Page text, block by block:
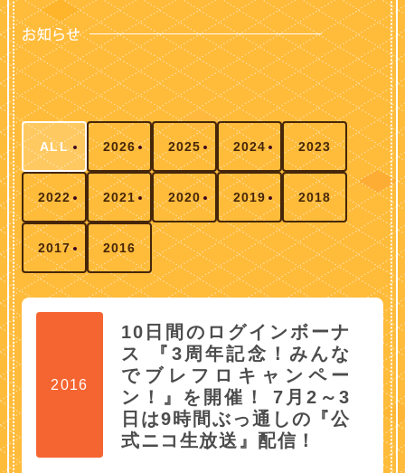
ALL 2026 2025 2024 2023
2022 2021 2020 2019 2018
2017 2016
2016
10日間のログインボーナ
ス 『3周年記念！みんな
でブレフロキャンペー
ン！』を開催！ 7月2～3
日は9時間ぶっ通しの『公
式ニコ生放送』配信！